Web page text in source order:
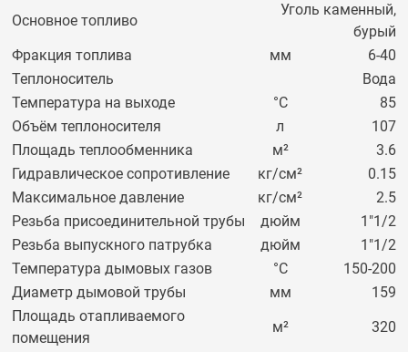
Основное топливо
Уголь каменный,
бурый
Фракция топлива
мм
6-40
Теплоноситель
Вода
Температура на выходе
°C
85
Объём теплоносителя
л
107
Площадь теплообменника
м²
3.6
Гидравлическое сопротивление
кг/см²
0.15
Максимальное давление
кг/см²
2.5
Резьба присоединительной трубы
дюйм
1"1/2
Резьба выпускного патрубка
дюйм
1"1/2
Температура дымовых газов
°C
150-200
Диаметр дымовой трубы
мм
159
Площадь отапливаемого
помещения
м²
320